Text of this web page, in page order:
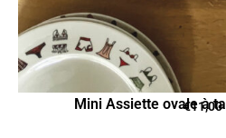
Mini Assiette ovale à
€11,00